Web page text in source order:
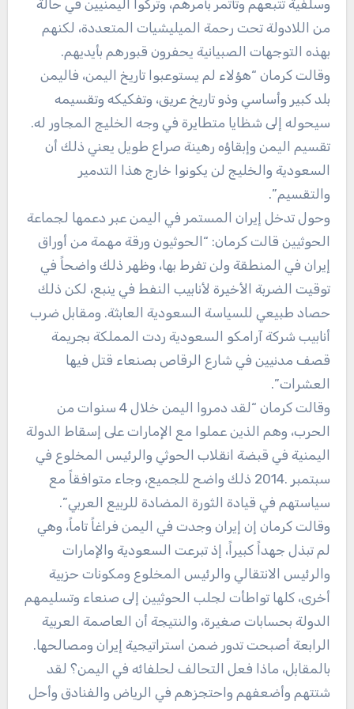
‬وسلفية‭ ‬تتبعهم‭ ‬وتأتمر‭ ‬بأمرهم،‭ ‬وتركوا‭ ‬اليمنيين‭ ‬في‭ ‬حالة‭
‬بهذه‭ ‬التوجهات‭ ‬الصبيانية‭ ‬يحفرون‭ ‬قبورهم‭ ‬بأيديهم.
وقالت كرمان “هؤلاء‭ ‬لم‭ ‬يستوعبوا‭ ‬تاريخ‭ ‬اليمن،‭ ‬فاليمن‭
‬بلد‭ ‬كبير‭ ‬وأساسي‭ ‬وذو‭ ‬تاريخ‭ ‬عريق،‭ ‬وتفكيكه‭ ‬وتقسيمه‭
‬سيحوله‭ ‬إلى‭ ‬شظايا‭ ‬متطايرة‭ ‬في‭ ‬وجه‭ ‬الخليج‭ ‬المجاور‭ ‬له‭.
‬تقسيم‭ ‬اليمن‭ ‬وإبقاؤه‭ ‬رهينة‭ ‬صراع‭ ‬طويل‭ ‬يعني‭ ‬ذلك‭ ‬أن‭
‬والتقسيم‮”.
وحول تدخل‭ ‬إيران‭ ‬المستمر‭ ‬في‭ ‬اليمن‭ ‬عبر‭ ‬دعمها‭ ‬لجماعة‭
‬الحوثيين‭ ‬‬قالت‭ ‬كرمان: “‬الحوثيون‭ ‬ورقة‭ ‬مهمة‭ ‬من‭ ‬أوراق‭
‬توقيت‭ ‬الضربة‭ ‬الأخيرة‭ ‬لأنابيب‭ ‬النفط‭ ‬في‭ ‬ينبع،‭ ‬لكن‭ ‬ذلك‭
‬حصاد‭ ‬طبيعي‭ ‬للسياسة‭ ‬السعودية‭ ‬العابثة. ومقابل‭ ‬ضرب‭
‬أنابيب‭ ‬شركة‭ ‬آرامكو‭ ‬السعودية‭ ‬ردت‭ ‬المملكة‭ ‬بجريمة‭
‬العشرات”.
وقالت كرمان “لقد ‬دمروا‭ ‬اليمن‭ ‬خلال‭ ‬4‭ ‬سنوات‭ ‬من‭
‬الحرب،‭ ‬وهم‭ ‬الذين‭ ‬عملوا‭ ‬مع‭ ‬الإمارات‭ ‬على‭ ‬إسقاط‭ ‬الدولة‭
‬سياستهم‭ ‬في‭ ‬قيادة‭ ‬الثورة‭ ‬المضادة‭ ‬للربيع‭ ‬العربي‮”.
‬لم‭ ‬تبذل‭ ‬جهداً‭ ‬كبيراً،‭ ‬إذ‭ ‬تبرعت‭ ‬السعودية‭ ‬والإمارات‭
‬والرئيس‭ ‬الانتقالي‭ ‬والرئيس‭ ‬المخلوع‭ ‬ومكونات‭ ‬حزبية‭
‬الدولة‭ ‬بحسابات‭ ‬صغيرة،‭ ‬والنتيجة‭ ‬أن‭ ‬العاصمة‭ ‬العربية‭
‬الرابعة‭ ‬أصبحت‭ ‬تدور‭ ‬ضمن‭ ‬استراتيجية‭ ‬إيران‭ ‬ومصالحها‭.
‬بالمقابل،‭ ‬ماذا‭ ‬فعل‭ ‬التحالف‭ ‬لحلفائه‭ ‬في‭ ‬اليمن؟‭ ‬لقد‭
‬شتتهم‭ ‬وأضعفهم‭ ‬واحتجزهم‭ ‬في‭ ‬الرياض‭ ‬والفنادق‭ ‬وأحل‭